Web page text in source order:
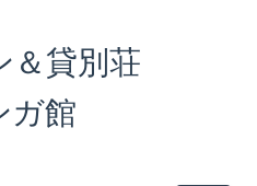
＆貸別荘
ガ館